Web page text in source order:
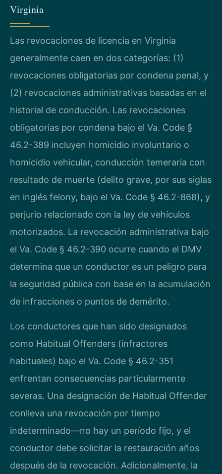
Virginia
Las revocaciones de licencia en Virginia
generalmente caen en dos categorías: (1)
revocaciones obligatorias por condena penal, y
(2) revocaciones administrativas basadas en el
historial de conducción. Las revocaciones
obligatorias por condena bajo el Va. Code §
46.2-389 incluyen homicidio involuntario o
homicidio vehicular, conducción temeraria con
resultado de muerte (delito grave, por sus siglas
en inglés felony, bajo el Va. Code § 46.2-868), y
perjurio relacionado con la ley de vehículos
motorizados. La revocación administrativa bajo
el Va. Code § 46.2-390 ocurre cuando el DMV
determina que un conductor es un peligro para
la seguridad pública con base en la acumulación
de infracciones o puntos de demérito.
Los conductores que han sido designados
como Habitual Offenders (infractores
habituales) bajo el Va. Code § 46.2-351
enfrentan consecuencias particularmente
severas. Una designación de Habitual Offender
conlleva una revocación por tiempo
indeterminado—no hay un período fijo, y el
conductor debe solicitar la restauración años
después de la revocación. Adicionalmente, la